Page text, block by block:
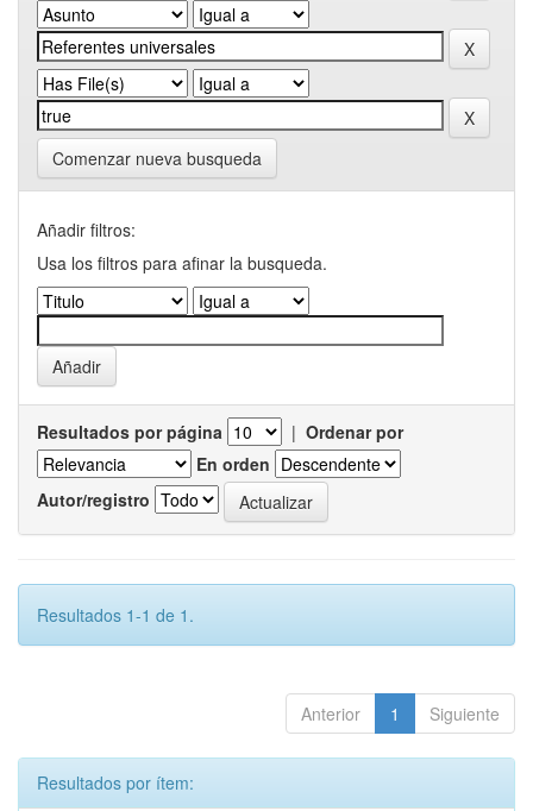
Comenzar nueva busqueda
Añadir filtros:
Usa los filtros para afinar la busqueda.
Resultados por página | Ordenar por
En orden
Autor/registro
Resultados 1-1 de 1.
Anterior 1 Siguiente
Resultados por ítem: